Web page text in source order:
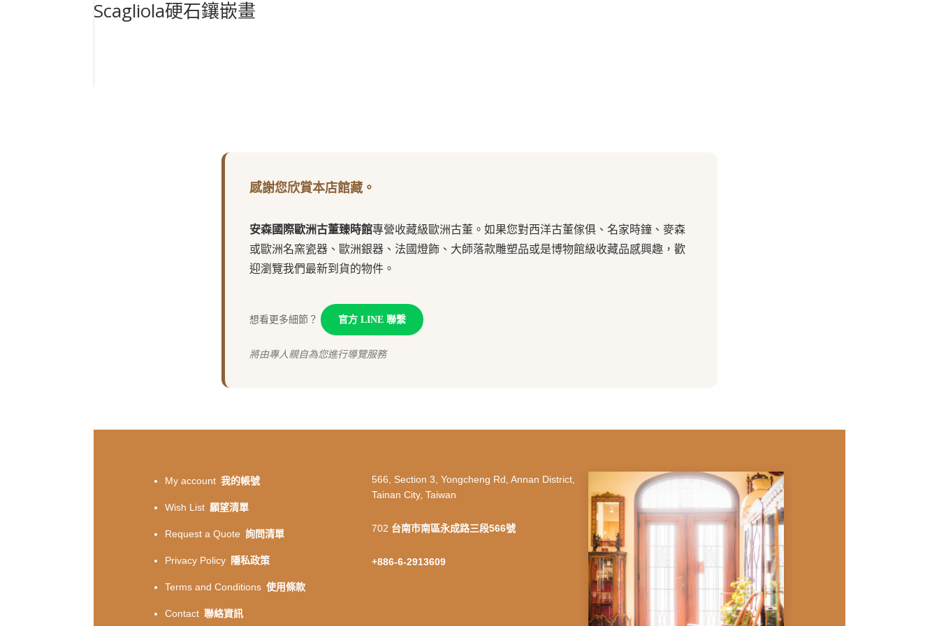
Scagliola硬石鑲嵌畫
感謝您欣賞本店館藏。
安森國際歐洲古董臻時館專營收藏級歐洲古董。如果您對西洋古董傢俱、名家時鐘、麥森
或歐洲名窯瓷器、歐洲銀器、法國燈飾、大師落款雕塑品或是博物館級收藏品感興趣，歡
迎瀏覽我們最新到貨的物件。
想看更多細節？ 官方 LINE 聯繫
將由專人親自為您進行導覽服務
My account 我的帳號
Wish List 願望清單
Request a Quote 詢問清單
Privacy Policy 隱私政策
Terms and Conditions 使用條款
Contact 聯絡資訊
566, Section 3, Yongcheng Rd, Annan District,
Tainan City, Taiwan
702 台南市南區永成路三段566號
+886-6-2913609